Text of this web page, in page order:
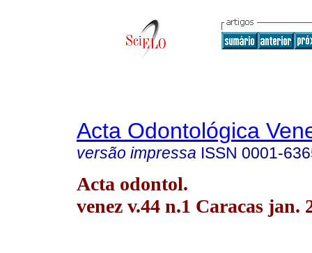
Acta Odontológica
versão impressa ISSN 0001-
Acta odontol.
venez v.44 n.1 Caracas jan.